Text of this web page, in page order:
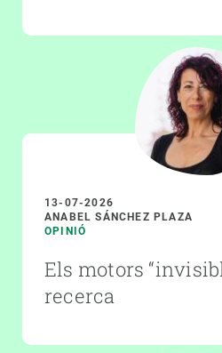
13-07-2026
ANABEL SÁNCHEZ PLAZA
OPINIÓ
Els motors
recerca